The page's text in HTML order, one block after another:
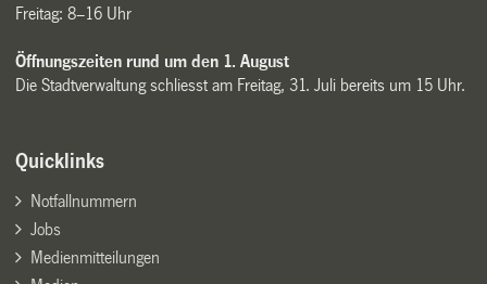
Freitag: 8–16 Uhr
Öffnungszeiten rund um den 1. August
Die Stadtverwaltung schliesst am Freitag, 31. Juli bereits um 15 Uhr.
Quicklinks
Notfallnummern
Jobs
Medienmitteilungen